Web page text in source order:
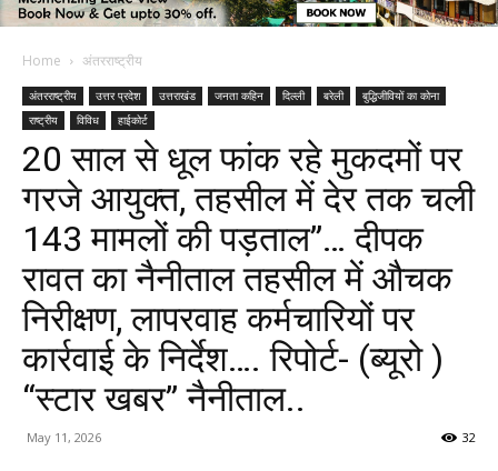
Home अंतरराष्ट्रीय
अंतरराष्ट्रीय उत्तर प्रदेश उत्तराखंड जनता कहिन दिल्ली बरेली
बुद्धिजीवियों का कोना
राष्ट्रीय
विविध हाईकोर्ट
20 साल से धूल फांक रहे मुकदमों पर
गरजे आयुक्त, तहसील में देर तक चली
143 मामलों की पड़ताल”… दीपक
रावत का नैनीताल तहसील में औचक
निरीक्षण, लापरवाह कर्मचारियों पर
कार्रवाई के निर्देश…. रिपोर्ट- (ब्यूरो )
“स्टार खबर” नैनीताल..
May 11, 2026 32